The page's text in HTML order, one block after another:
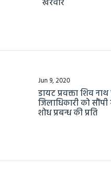
खरवार
Jun 9, 2020
डायट प्रवक्ता शिव नाथ
जिलाधिकारी को
शोध प्रबन्ध की प्रति